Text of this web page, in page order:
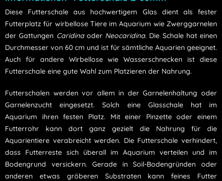
Diese Futterschale aus hochwertigem Glas dient als fester
Futterplatz für wirbellose Tiere im Aquarium wie Zwerggarnelen
der Gattungen Caridinaoder Neocaridina. Die Schale hat einen
Durchmesser von 60 cm und ist für sämtliche Aquarien geeignet.
Auch für andere Wirbellose wie Wasserschnecken ist diese
Futterschale eine gute Wahl zum Platzieren der Nahrung.
Futterschalen werden vor allem in der Garnelenhaltung oder
Garnelenzucht eingesetzt. Solch eine Glasschale hat im
Aquarium ihren festen Platz. Mit einer Pinzette oder einem
Futterrohr kann dort ganz gezielt die Nahrung für die
Aquarientiere verabreicht werden. Die Futterschale verhindert,
dass Futterreste sich überall im Aquarium verteilen und im
Bodengrund versickern. Gerade in Soil-Bodengründen oder
anderen etwas gröberen Substraten kann feines Futter